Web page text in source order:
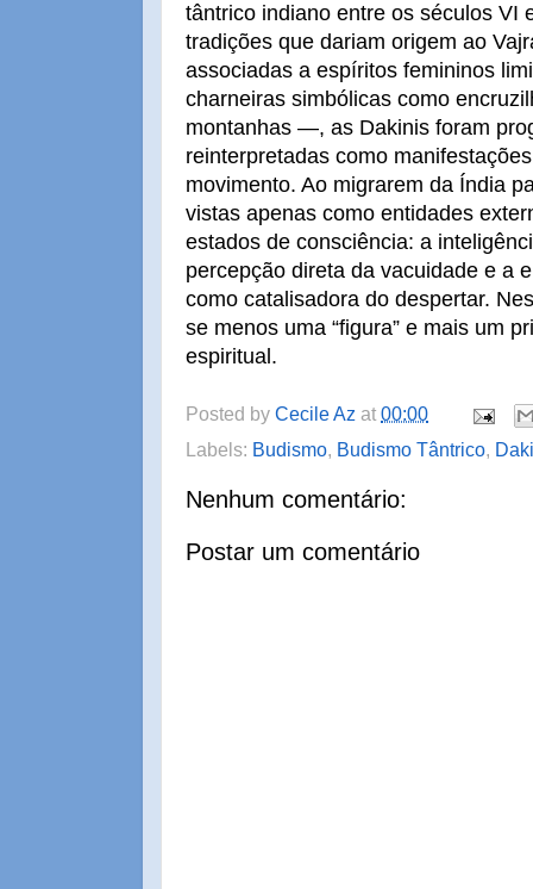
tântrico indiano entre os séculos VI
tradições que dariam origem ao
associadas a espíritos femininos
charneiras simbólicas como
montanhas —, as Dakinis foram
reinterpretadas como
movimento. Ao migrarem da Índia
vistas apenas como entidades
estados de consciência: a
percepção direta da vacuidade e a
como catalisadora do despertar.
se menos uma “figura” e mais um
espiritual.
Posted by Cecile Az at 00:00
Labels: Budismo, Budismo Tântrico,
Nenhum comentário:
Postar um comentário